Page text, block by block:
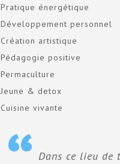
Pratique énergétique
Développement personnel
Création artistique
Pédagogie positive
Permaculture
Jeune & detox
Cuisine vivante
Dans ce lieu de